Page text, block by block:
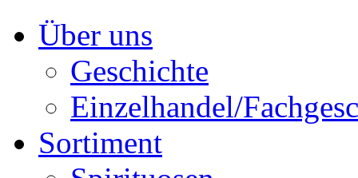
Über uns
Geschichte
Einzelhandel/
Sortiment